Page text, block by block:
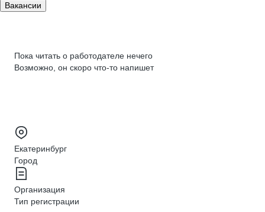
Вакансии
Пока читать о работодателе нечего
Возможно, он скоро что‑то напишет
Екатеринбург
Город
Организация
Тип регистрации